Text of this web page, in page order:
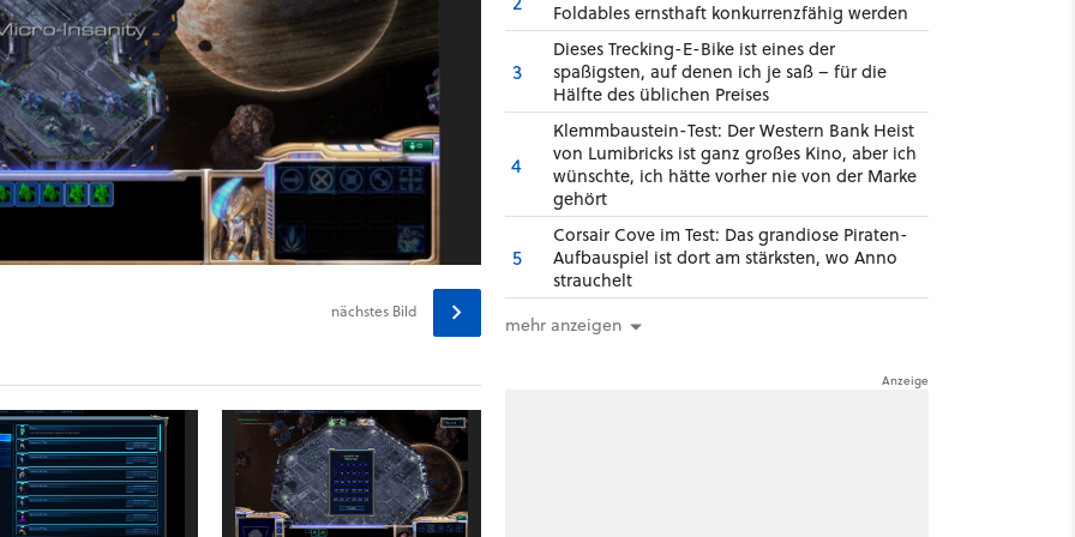
nächstesBild
Foldables ernsthaft konkurrenzfähig werden
3
Dieses Trecking-E-Bike ist eines der
spaßigsten, auf denen ich je saß – für die
Hälfte des üblichen Preises
4
Klemmbaustein-Test: Der Western Bank Heist
von Lumibricks ist ganz großes Kino, aber ich
wünschte, ich hätte vorher nie von der Marke
gehört
5
Corsair Cove im Test: Das grandiose Piraten-
Aufbauspiel ist dort am stärksten, wo Anno
strauchelt
mehr anzeigen